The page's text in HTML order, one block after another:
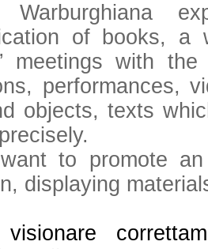
Warburghiana
of books, a
meetings with
performances,
objects, texts
to promote
displaying